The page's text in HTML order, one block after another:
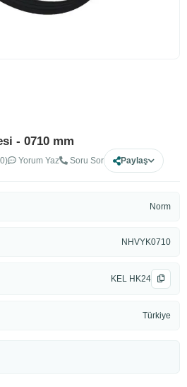
- 0710 mm
Yorum Yaz Soru Sor Paylaş
Norm
NHVYK0710
KEL HK24
Türkiye